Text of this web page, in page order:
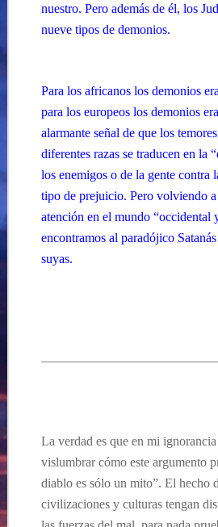
nuestro. Pero además de él, los
nueve tipos de demonios.
Para los africanos los demonios
para los europeos los demonios
alarmante señal de que los
diferentes razas se traducen en la
los enemigos o de la gente contra
tipo de prejuicio. Pero volviendo a
atención en el mundo “occidental
encontramos al paradójico
suyas.
La verdad es que en mi
vislumbrar cómo este argumento
diablo es sólo un mito”. El hecho
civilizaciones y culturas tengan